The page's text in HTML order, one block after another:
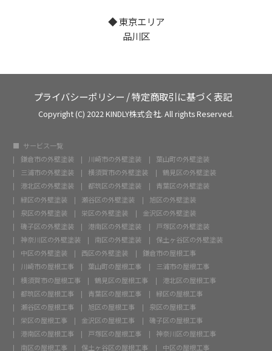
◆ 東京エリア
品川区
プライバシーポリシー /特定商取引に基づく表記
Copyright (C) 2022 KINDLY株式会社. All rights Reserved.
サービス一覧
鎌倉市の外壁塗装
川崎市の外壁塗装
葉山町の外壁塗装
三浦市の外壁塗装
横須賀市の外壁塗装
鶴見区の外壁塗装
港北区の外壁塗装
都筑区の外壁塗装
青葉区の外壁塗装
緑区の外壁塗装
瀬谷区の外壁塗装
旭区の外壁塗装
泉区の外壁塗装
栄区の外壁塗装
金沢区の外壁塗装
磯子区の外壁塗装
港南区の外壁塗装
戸塚区の外壁塗装
神奈川区の外壁塗装
南区の外壁塗装
保土ヶ谷区の外壁塗装
中区の外壁塗装
西区の外壁塗装
鎌倉市の屋根工事
川崎市の屋根工事
葉山町の屋根工事
三浦市の屋根工事
横須賀市の屋根工事
鶴見区の屋根工事
港北区の屋根工事
都筑区の屋根工事
青葉区の屋根工事
緑区の屋根工事
瀬谷区の屋根工事
旭区の屋根工事
泉区の屋根工事
栄区の屋根工事
金沢区の屋根工事
磯子区の屋根工事
港南区の屋根工事
戸塚区の屋根工事
神奈川区の屋根工事
南区の屋根工事
保土ヶ谷区の屋根工事 中区の屋根工事